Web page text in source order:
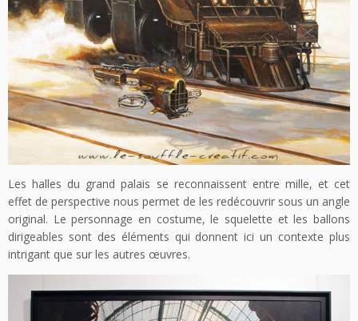
Les halles du grand palais se reconnaissent entre mille, et cet
effet de perspective nous permet de les redécouvrir sous un angle
original. Le personnage en costume, le squelette et les ballons
dirigeables sont des éléments qui donnent ici un contexte plus
intrigant que sur les autres œuvres.